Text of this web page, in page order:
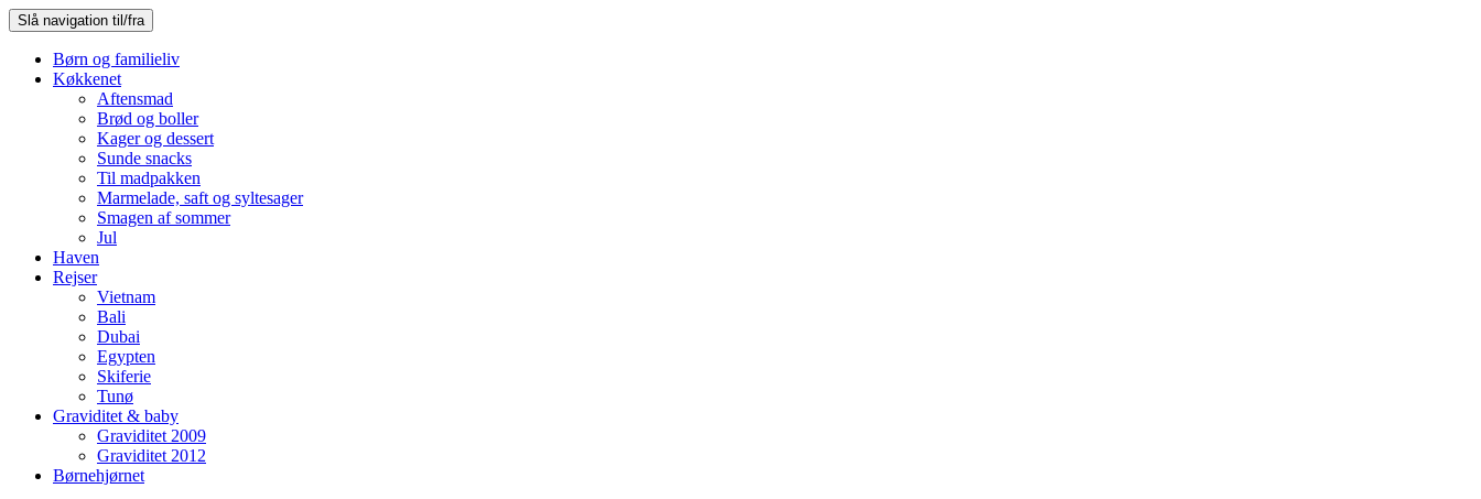
Slå navigation til/fra
Børn og familieliv
Køkkenet
Aftensmad
Brød og boller
Kager og dessert
Sunde snacks
Til madpakken
Marmelade, saft og syltesager
Smagen af sommer
Jul
Haven
Rejser
Vietnam
Bali
Dubai
Egypten
Skiferie
Tunø
Graviditet & baby
Graviditet 2009
Graviditet 2012
Børnehjørnet